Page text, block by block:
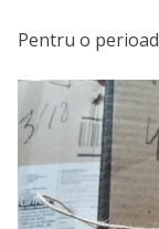
Pentru o